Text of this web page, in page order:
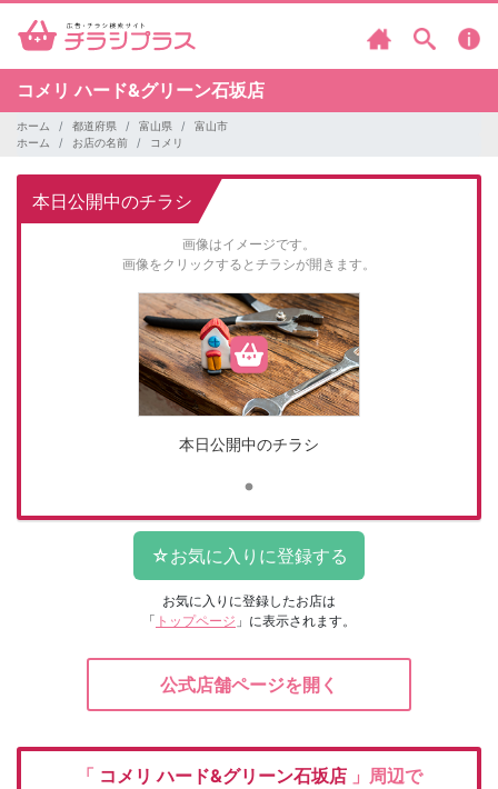
コメリハード&グリーン石坂店
ホーム 都道府県 富山県
富山市
ホーム
お店の名前 コメリ
本日公開中のチラシ
画像はイメージです。
画像をクリックするとチラシが開きます。
本日公開中のチラシ
お気に入りに登録したお店は
「 トップページ 」に表示されます。
公式店舗ページを開く
「 コメリハード&グリーン石坂店 」周辺で